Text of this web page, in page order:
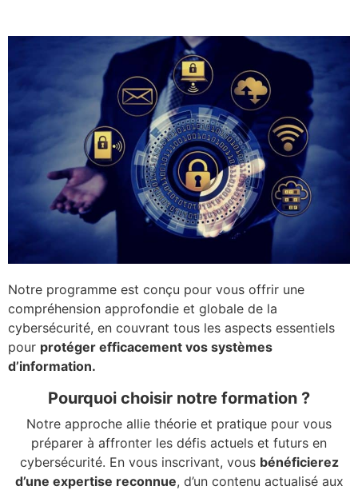
Notre programme est conçu pour vous offrir une
compréhension approfondie et globale de la
cybersécurité, en couvrant tous les aspects essentiels
pour protéger efficacement vos systèmes
d’information.
Pourquoi choisir notre formation ?
Notre approche allie théorie et pratique pour vous
préparer à affronter les défis actuels et futurs en
cybersécurité. En vous inscrivant, vous bénéficierez
d’une expertise reconnue, d’un contenu actualisé aux